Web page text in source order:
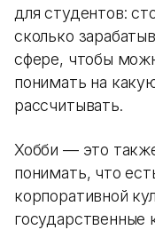
для студентов:
сколько
сфере, чтобы
понимать на
рассчитывать.
Хобби — это
понимать, что
корпоративной